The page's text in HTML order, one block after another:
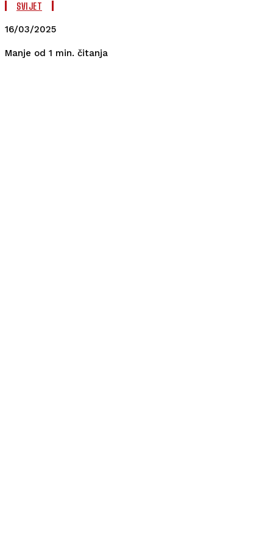
SVIJET
16/03/2025
Manje od 1 min. čitanja